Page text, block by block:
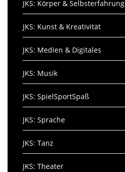
JKS: Körper & Selbsterfahrung
JKS: Kunst & Kreativität
JKS: Medien & Digitales
JKS: Musik
JKS: SpielSportSpaß
JKS: Sprache
JKS: Tanz
JKS: Theater